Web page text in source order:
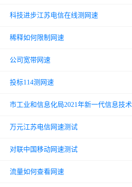
科技进步江苏电信在线测网速
稀释如何限制网速
公司宽带网速
投标114测网速
市工业和信息化局2021年新一代信息技术
万元江苏电信网速测试
对联中国移动网速测试
流量如何查看网速